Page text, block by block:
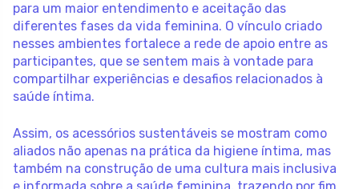
para um maior entendimento e aceitação das
diferentes fases da vida feminina. O vínculo criado
nesses ambientes fortalece a rede de apoio entre as
participantes, que se sentem mais à vontade para
compartilhar experiências e desafios relacionados à
saúde íntima.
Assim, os acessórios sustentáveis se mostram como
aliados não apenas na prática da higiene íntima, mas
também na construção de uma cultura mais inclusiva